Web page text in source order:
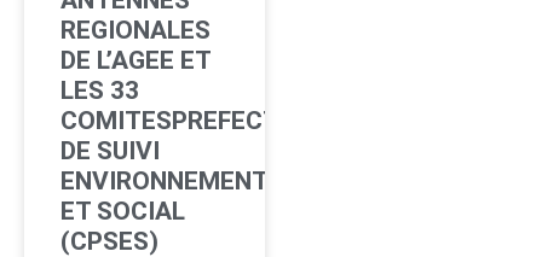
REGIONALES
DE L’AGEE ET
LES 33
COMITESPREFECTORAUX
DE SUIVI
ENVIRONNEMENTAL
ET SOCIAL
(CPSES)